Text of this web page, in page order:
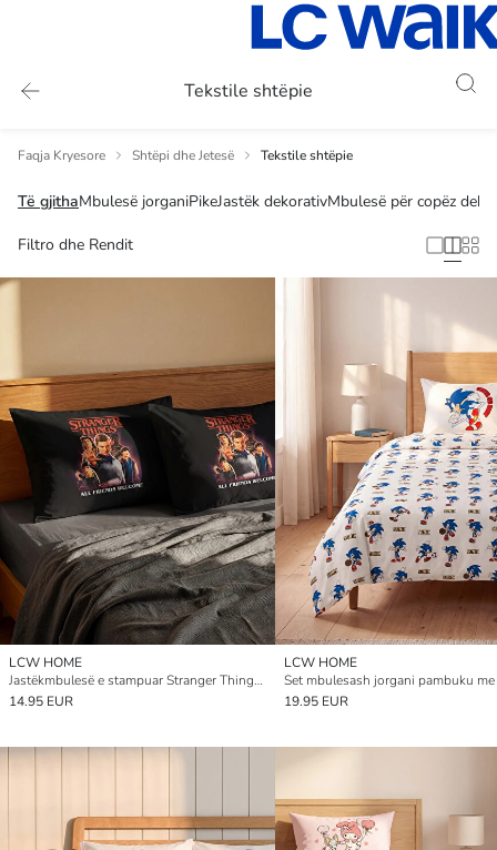
Tekstile shtëpie
Faqja Kryesore Shtëpi dhe Jetesë Tekstile shtëpie
Të gjithaMbulesë jorganiPikeJastëk dekorativMbulesë për copëz
Filtro dhe Rendit
LCW HOME
Jastëkmbulesë e stampuar Stranger Things, paketë me 2 copë, 50x70 cm
14.95 EUR
LCW HOME
19.95 EUR